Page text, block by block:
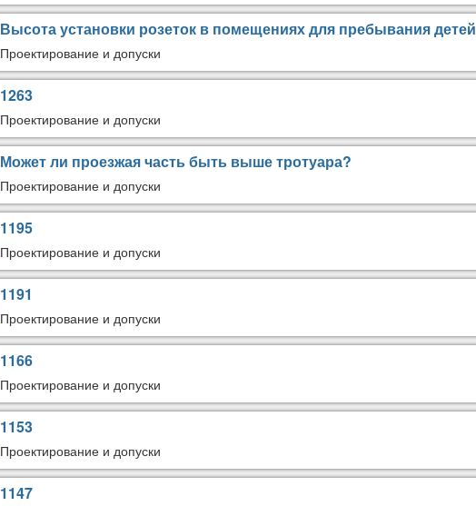
Высота установки розеток в помещениях для пребывания детей
Проектирование и допуски
1263
Проектирование и допуски
Может ли проезжая часть быть выше тротуара?
Проектирование и допуски
1195
Проектирование и допуски
1191
Проектирование и допуски
1166
Проектирование и допуски
1153
Проектирование и допуски
1147